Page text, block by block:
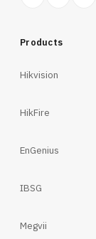
Products
Hikvision
HikFire
EnGenius
IBSG
Megvii